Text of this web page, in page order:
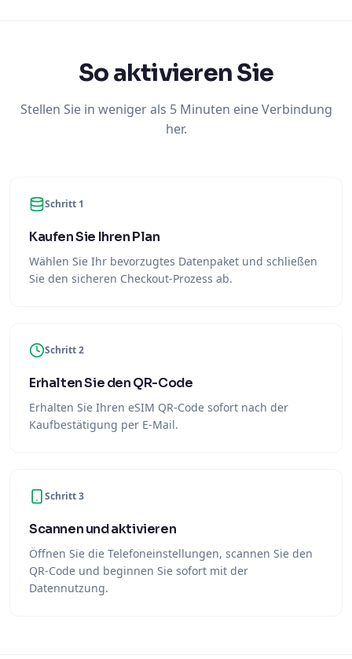
So aktivieren Sie
Stellen Sie in weniger als 5 Minuten eine Verbindung
her.
Schritt 1
Kaufen Sie Ihren Plan
Wählen Sie Ihr bevorzugtes Datenpaket und schließen
Sie den sicheren Checkout-Prozess ab.
Schritt 2
Erhalten Sie den QR-Code
Erhalten Sie Ihren eSIM QR-Code sofort nach der
Kaufbestätigung per E-Mail.
Schritt 3
Scannen und aktivieren
Öffnen Sie die Telefoneinstellungen, scannen Sie den
QR-Code und beginnen Sie sofort mit der
Datennutzung.